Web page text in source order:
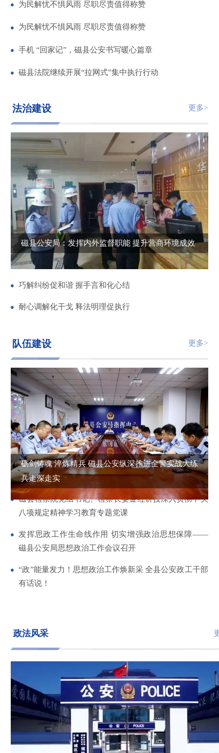
为民解忧不惧风雨 尽职尽责值得称赞
为民解忧不惧风雨 尽职尽责值得称赞
手机 “回家记”，磁县公安书写暖心篇章
磁县法院继续开展“拉网式”集中执行行动
法治建设 更多>
磁县公安局：发挥内外监督职能 提升营商环境成效
磁县检察院携手磁州窑博物馆共建“陶冶成器”帮教基地
巧解纠纷促和谐 握手言和化心结
耐心调解化干戈 释法明理促执行
队伍建设 更多>
砺剑铸魂 淬炼精兵 磁县公安纵深推进全警实战大练
兵走深走实
磁县检察院党组书记、检察长晏金红讲授深入贯彻中央
八项规定精神学习教育专题党课
发挥思政工作生命线作用 切实增强政治思想保障——
磁县公安局思想政治工作会议召开
“政”能量发力！思想政治工作焕新采 全县公安政工干部
有话说！
政法风采